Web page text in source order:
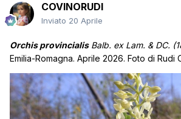
COVINORUDI
Inviato 20 Aprile
Orchis provincialis Balb. ex Lam. & DC.
Emilia-Romagna. Aprile 2026. Foto di Rudi